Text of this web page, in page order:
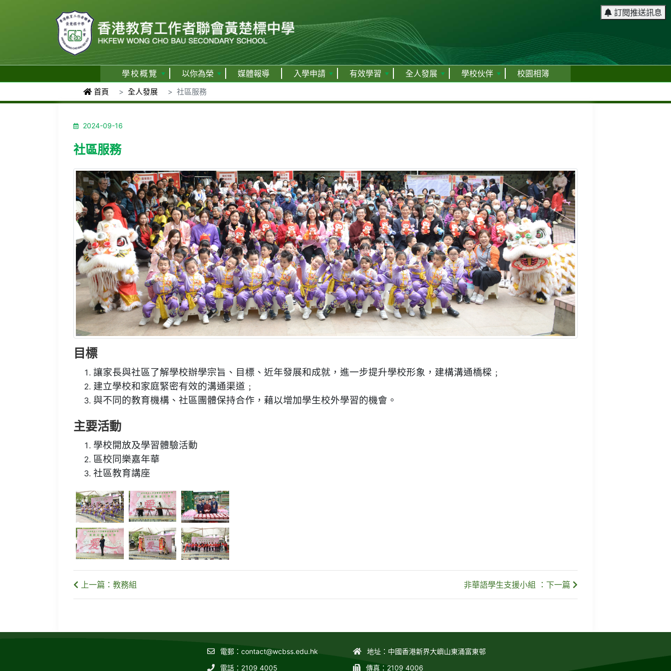
訂閱推送訊息
學校概覽 以你為榮 媒體報導 入學申請 有效學習 全人發展 學校伙伴 校園相簿
首頁 全人發展 社區服務
2024-09-16
社區服務
目標
讓家長與社區了解學校辦學宗旨、目標、近年發展和成就，進一步提升學校形象，建構溝通橋樑﹔
建立學校和家庭緊密有效的溝通渠道﹔
與不同的教育機構、社區團體保持合作，藉以增加學生校外學習的機會。
主要活動
學校開放及學習體驗活動
區校同樂嘉年華
社區教育講座
上一篇：教務組 非華語學生支援小組 ：下一篇
電郵： contact@wcbss.edu.hk
電話：2109 4005
地址：中國香港新界大嶼山東涌富東邨
傳真：2109 4006